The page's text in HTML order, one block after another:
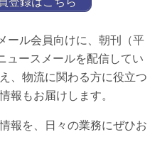
ール会員向けに、朝刊（平
ュースメールを配信してい
、物流に関わる方に役立つ
報もお届けします。
報を、日々の業務にぜひお